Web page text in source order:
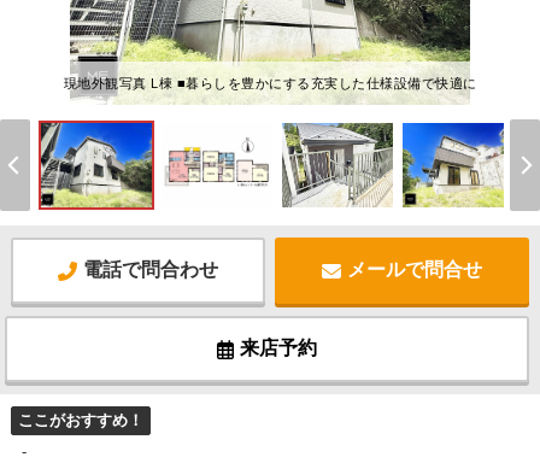
現地外観写真 L棟 ■暮らしを豊かにする充実した仕様設備で快適に
電話で問合わせ メールで問合せ
来店予約
ここがおすすめ！
-